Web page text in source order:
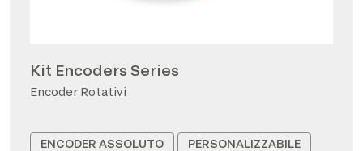
Kit Encoders Series
Encoder Rotativi
ENCODER ASSOLUTO
PERSONALIZZABILE